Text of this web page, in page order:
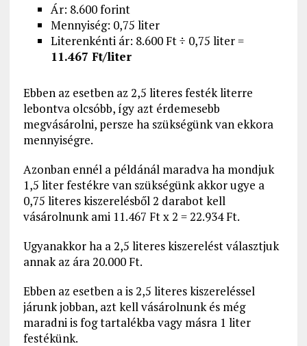
Ár: 8.600 forint
Mennyiség: 0,75 liter
Literenkénti ár: 8.600 Ft ÷ 0,75 liter =
11.467 Ft/liter
Ebben az esetben az 2,5 literes festék literre
lebontva olcsóbb, így azt érdemesebb
megvásárolni, persze ha szükségünk van ekkora
mennyiségre.
Azonban ennél a példánál maradva ha mondjuk
1,5 liter festékre van szükségünk akkor ugye a
0,75 literes kiszerelésből 2 darabot kell
vásárolnunk ami 11.467 Ft x 2 = 22.934 Ft.
Ugyanakkor ha a 2,5 literes kiszerelést választjuk
annak az ára 20.000 Ft.
Ebben az esetben a is 2,5 literes kiszereléssel
járunk jobban, azt kell vásárolnunk és még
maradni is fog tartalékba vagy másra 1 liter
festékünk.